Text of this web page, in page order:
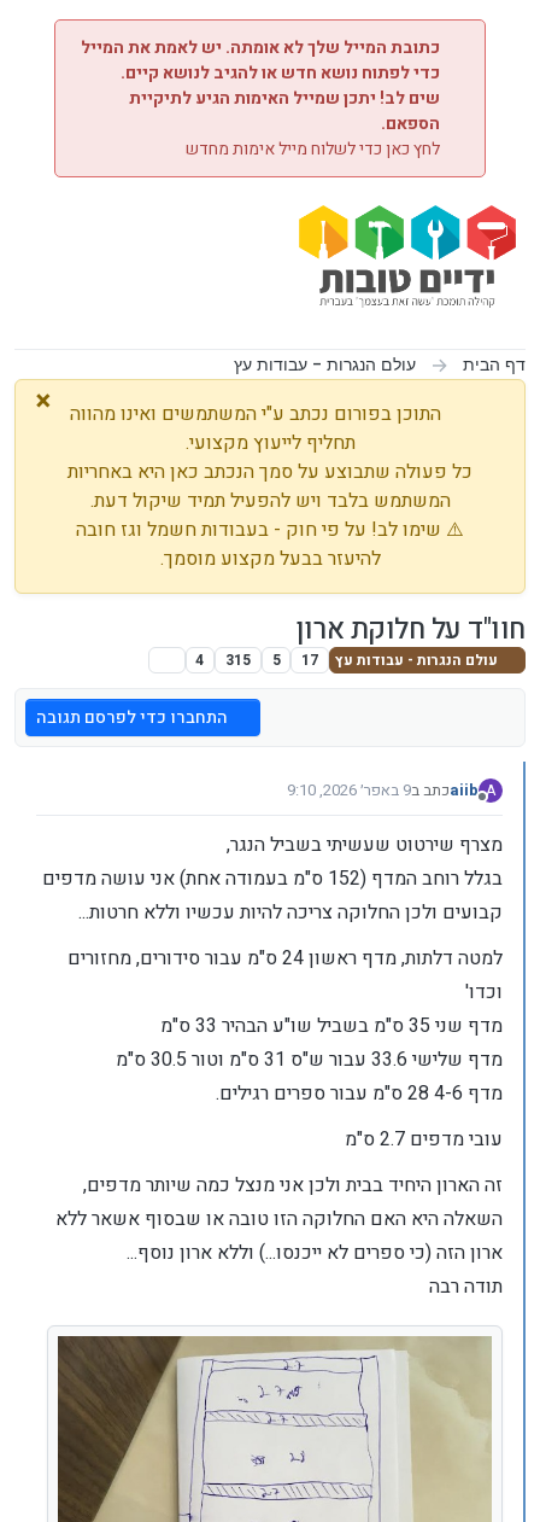
דילוג לתוכן
כתובת המייל שלך לא אומתה. יש לאמת את המייל
כדי לפתוח נושא חדש או להגיב לנושא קיים.
שים לב! יתכן שמייל האימות הגיע לתיקיית
הספאם.
לחץ כאן כדי לשלוח מייל אימות מחדש
דף הבית עולם הנגרות - עבודות עץ
×
התוכן בפורום נכתב ע"י המשתמשים ואינו מהווה
תחליף לייעוץ מקצועי.
כל פעולה שתבוצע על סמך הנכתב כאן היא באחריות
המשתמש בלבד ויש להפעיל תמיד שיקול דעת.
⚠️ שימו לב! על פי חוק - בעבודות חשמל וגז חובה
להיעזר בבעל מקצוע מוסמך.
חוו"ד על חלוקת ארון
עולם הנגרות - עבודות עץ 17
5
315
4
התחברו כדי לפרסם תגובה
A
מנותק
aiibכתב ב9 באפר׳ 2026, 9:10
נערך לאחרונה על ידי
מצרף שירטוט שעשיתי בשביל הנגר,
בגלל רוחב המדף (152 ס"מ בעמודה אחת) אני עושה מדפים
קבועים ולכן החלוקה צריכה להיות עכשיו וללא חרטות...
למטה דלתות, מדף ראשון 24 ס"מ עבור סידורים, מחזורים
וכדו'
מדף שני 35 ס"מ בשביל שו"ע הבהיר 33 ס"מ
מדף שלישי 33.6 עבור ש"ס 31 ס"מ וטור 30.5 ס"מ
מדף 4-6 28 ס"מ עבור ספרים רגילים.
עובי מדפים 2.7 ס"מ
זה הארון היחיד בבית ולכן אני מנצל כמה שיותר מדפים,
השאלה היא האם החלוקה הזו טובה או שבסוף אשאר ללא
ארון הזה (כי ספרים לא ייכנסו...) וללא ארון נוסף...
תודה רבה